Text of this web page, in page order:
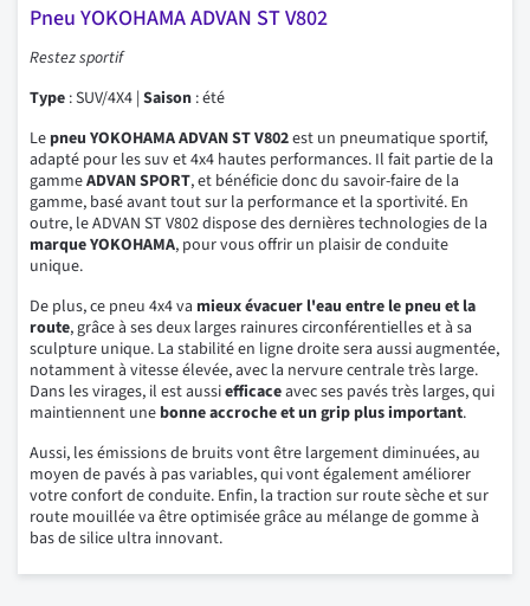
Pneu YOKOHAMA ADVAN ST V802
Restez sportif
Type : SUV/4X4 | Saison : été
Le pneu YOKOHAMA ADVAN ST V802est un pneumatique sportif,
adapté pour les suv et 4x4 hautes performances. Il fait partie de la
gammeADVAN SPORT, et bénéficie donc du savoir-faire de la
gamme, basé avant tout sur la performance et la sportivité. En
outre, le ADVAN ST V802 dispose des dernières technologies de la
marqueYOKOHAMA, pour vous offrir un plaisir de conduite
unique.
De plus, ce pneu 4x4 va mieux évacuer l'eau entre le pneu et la
route, grâce à ses deux larges rainures circonférentielles et à sa
sculpture unique. La stabilité en ligne droite sera aussi augmentée,
notamment à vitesse élevée, avec la nervure centrale très large.
Dans les virages, il est aussiefficaceavec ses pavés très larges, qui
maintiennent une bonne accroche et un grip plus important.
Aussi, les émissions de bruits vont être largement diminuées, au
moyen de pavés à pas variables, qui vont également améliorer
votre confort de conduite. Enfin, la traction sur route sèche et sur
route mouillée va être optimisée grâce au mélange de gomme à
bas de silice ultra innovant.